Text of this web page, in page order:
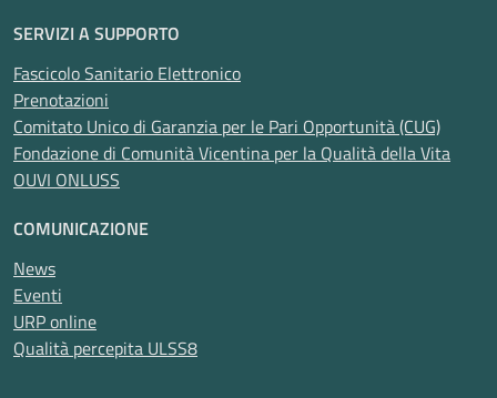
SERVIZI A SUPPORTO
Fascicolo Sanitario Elettronico
Prenotazioni
Comitato Unico di Garanzia per le Pari Opportunità (CUG)
Fondazione di Comunità Vicentina per la Qualità della Vita
OUVI ONLUSS
COMUNICAZIONE
News
Eventi
URP online
Qualità percepita ULSS8